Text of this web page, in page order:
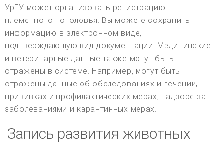
УрГУ может организовать регистрацию
племенного поголовья. Вы можете сохранить
информацию в электронном виде,
подтверждающую вид документации. Медицинские
и ветеринарные данные также могут быть
отражены в системе. Например, могут быть
отражены данные об обследованиях и лечении,
прививках и профилактических мерах, надзоре за
заболеваниями и карантинных мерах.
Запись развития животных